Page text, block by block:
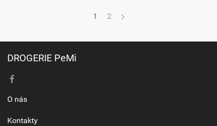
1 2
DROGERIE PeMi
O nás
Kontakty